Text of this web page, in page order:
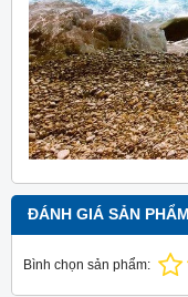
ĐÁNH GIÁ SẢN PHẨM
Bình chọn sản phẩm: